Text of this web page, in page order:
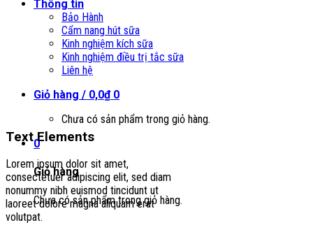
Thông tin
Bảo Hành
Cẩm nang hút sữa
Kinh nghiệm kích sữa
Kinh nghiệm điều trị tắc sữa
Liên hệ
Giỏ hàng / 0,0₫ 0
Chưa có sản phẩm trong giỏ hàng.
0
Giỏ hàng
Chưa có sản phẩm trong giỏ hàng.
Text Elements
Lorem ipsum dolor sit amet,
consectetuer adipiscing elit, sed diam
nonummy nibh euismod tincidunt ut
laoreet dolore magna aliquam erat
volutpat.